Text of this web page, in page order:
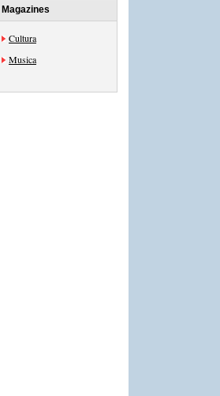
Magazines
Cultura
Musica